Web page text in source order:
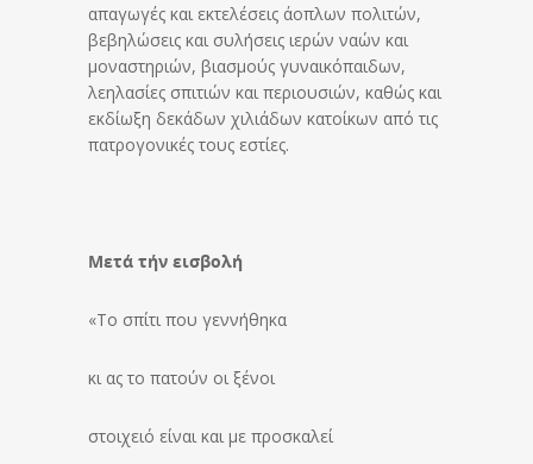
απαγωγές και εκτελέσεις άοπλων πολιτών,
βεβηλώσεις και συλήσεις ιερών ναών και
μοναστηριών, βιασμούς γυναικόπαιδων,
λεηλασίες σπιτιών και περιουσιών, καθώς και
εκδίωξη δεκάδων χιλιάδων κατοίκων από τις
πατρογονικές τους εστίες.
Μετά τήν εισβολή
«Το σπίτι που γεννήθηκα
κι ας το πατούν οι ξένοι
στοιχειό είναι και με προσκαλεί